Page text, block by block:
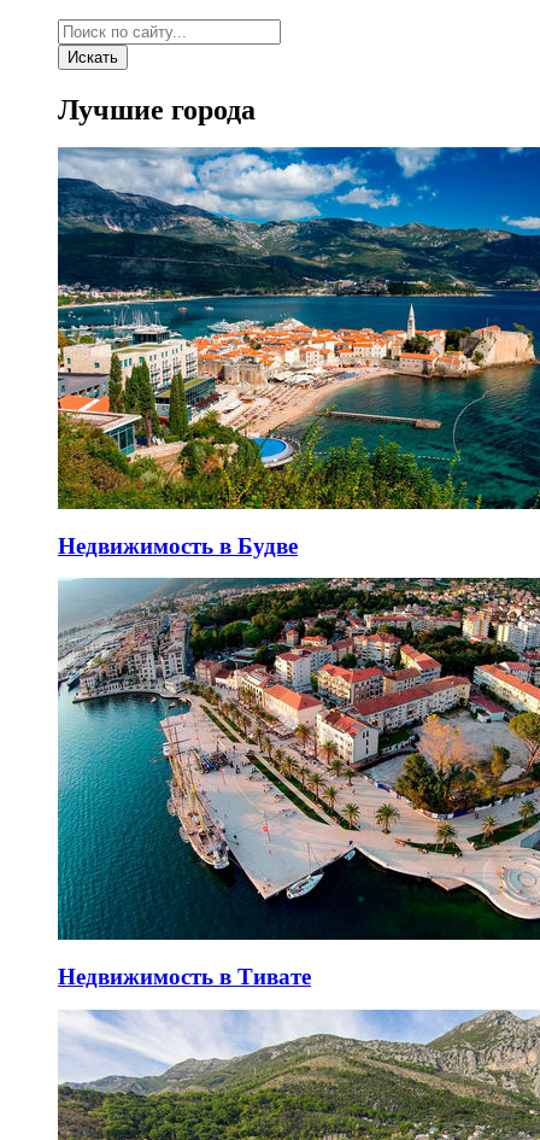
Искать
Лучшие города
Недвижимость в Будве
Недвижимость в Тивате